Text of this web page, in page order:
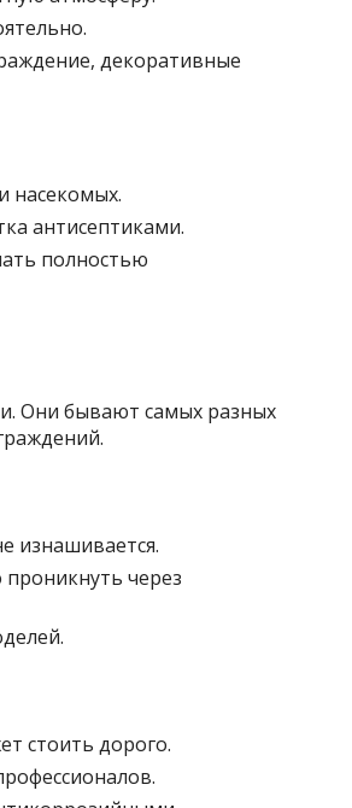
декоративные
насекомых.
антисептиками.
полностью
Они бывают самых разных
изнашивается.
через
стоить дорого.